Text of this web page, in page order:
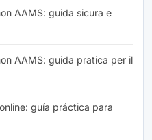
AAMS: guida sicura e
AAMS: guida pratica per il
guía práctica para